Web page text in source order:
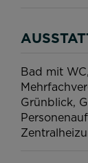
Bad mit WC
Grünblick